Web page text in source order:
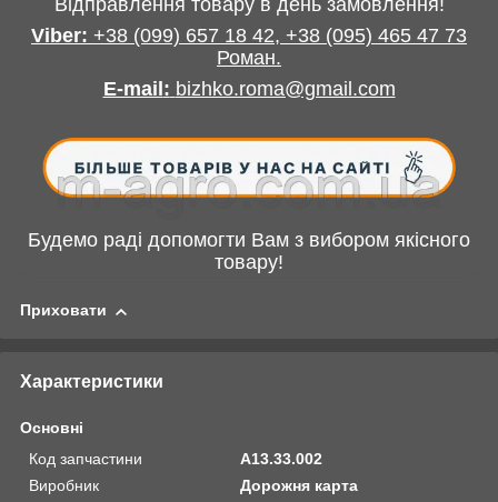
Відправлення товару в день замовлення!
Viber: +38 (099) 657 18 42, +38 (095) 465 47 73
Роман.
E-mail : bizhko.roma@gmail.com
Будемо раді допомогти Вам з вибором якісного
товару!
Приховати
Характеристики
Основні
Код запчастини
А13.33.002
Виробник
Дорожня карта